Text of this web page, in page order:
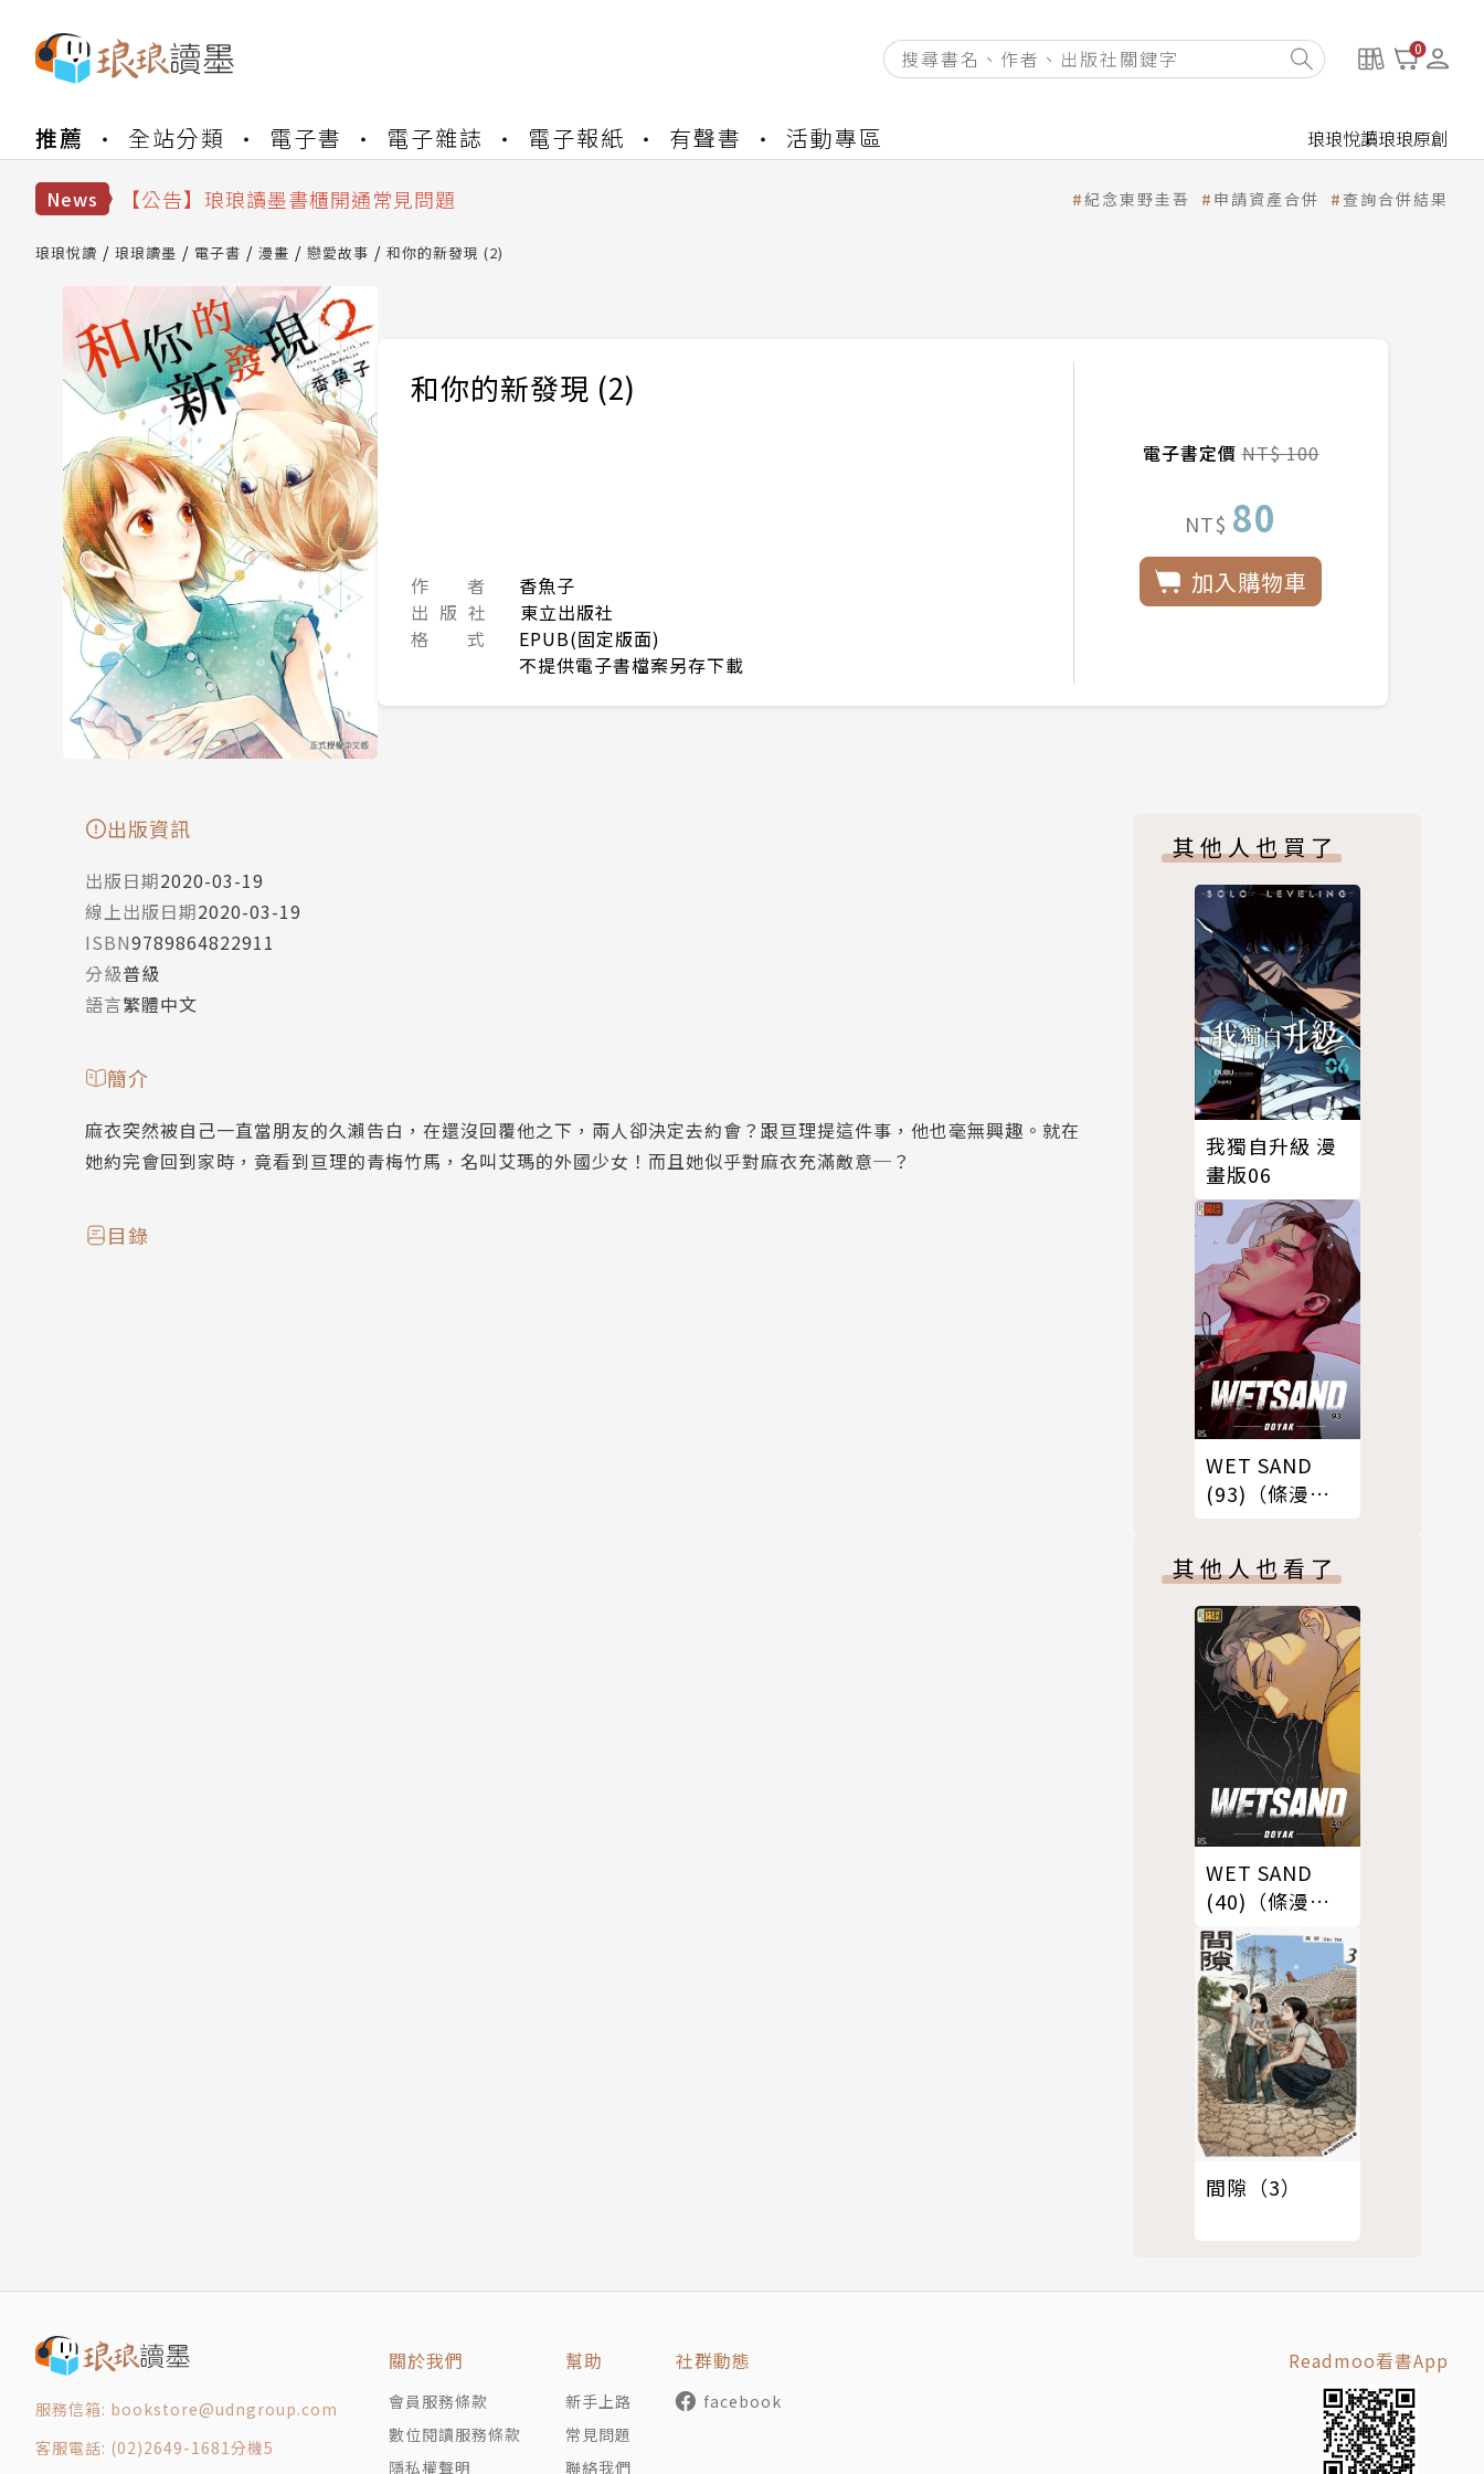
0
推薦 全站分類 電子書 電子雜誌 電子報紙 有聲書 活動專區 琅琅悅讀琅琅原創
News
【公告】琅琅讀墨數位閱讀資產合併與書櫃開通申請
【公告】琅琅讀墨 3 分鐘完成書櫃開通與資產合併申請圖文教學
【公告】琅琅讀墨數位閱讀資產合併與書櫃開通申請
紀念東野圭吾 申請資產合併 查詢合併結果
琅琅悅讀 琅琅讀墨 電子書 漫畫 戀愛故事 和你的新發現 (2)
和你的新發現 (2)
作 者
香魚子
出 版 社
東立出版社
格 式
EPUB(固定版面)
不提供電子書檔案另存下載
電子書定價NT$ 100
NT$ 80
加入購物車
出版資訊
出版日期2020-03-19
線上出版日期2020-03-19
ISBN9789864822911
分級普級
語言繁體中文
簡介
麻衣突然被自己一直當朋友的久瀨告白，在還沒回覆他之下，兩人卻決定去約會？跟亘理提這件事，他也毫無興趣。就在
她約完會回到家時，竟看到亘理的青梅竹馬，名叫艾瑪的外國少女！而且她似乎對麻衣充滿敵意─？
目錄
其他人也買了
我獨自升級 漫
畫版06
WET SAND
(93)（條漫
其他人也看了
WET SAND
(40)（條漫
版）
間隙（3）
服務信箱: bookstore@udngroup.com
客服電話: (02)2649-1681分機5
關於我們
會員服務條款
數位閱讀服務條款
隱私權聲明
幫助
新手上路
常見問題
聯絡我們
社群動態
facebook
Readmoo看書App